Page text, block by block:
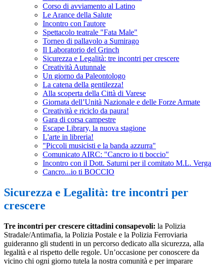
Corso di avviamento al Latino
Le Arance della Salute
Incontro con l'autore
Spettacolo teatrale "Fata Male"
Torneo di pallavolo a Sumirago
Il Laboratorio del Grinch
Sicurezza e Legalità: tre incontri per crescere
Creatività Autunnale
Un giorno da Paleontologo
La catena della gentilezza!
Alla scoperta della Città di Varese
Giornata dell’Unità Nazionale e delle Forze Armate
Creatività e riciclo da paura!
Gara di corsa campestre
Escape Library, la nuova stagione
L'arte in libreria!
"Piccoli musicisti e la banda azzurra"
Comunicato AIRC: "Cancro io ti boccio"
Incontro con il Dott. Saturni per il comitato M.L. Verga
Cancro...io ti BOCCIO
Sicurezza e Legalità: tre incontri per
crescere
Tre incontri per crescere cittadini consapevoli: la Polizia
Stradale/Antimafia, la Polizia Postale e la Polizia Ferroviaria
guideranno gli studenti in un percorso dedicato alla sicurezza, alla
legalità e al rispetto delle regole. Un’occasione per conoscere da
vicino chi ogni giorno tutela la nostra comunità e per imparare